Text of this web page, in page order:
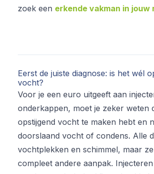
zoek een erkende vakman in jouw
Eerst de juiste diagnose: is het wél
vocht?
Voor je een euro uitgeeft aan
onderkappen, moet je zeker weten
opstijgend vocht te maken hebt en
doorslaand vocht of condens. Alle
vochtplekken en schimmel, maar
compleet andere aanpak.